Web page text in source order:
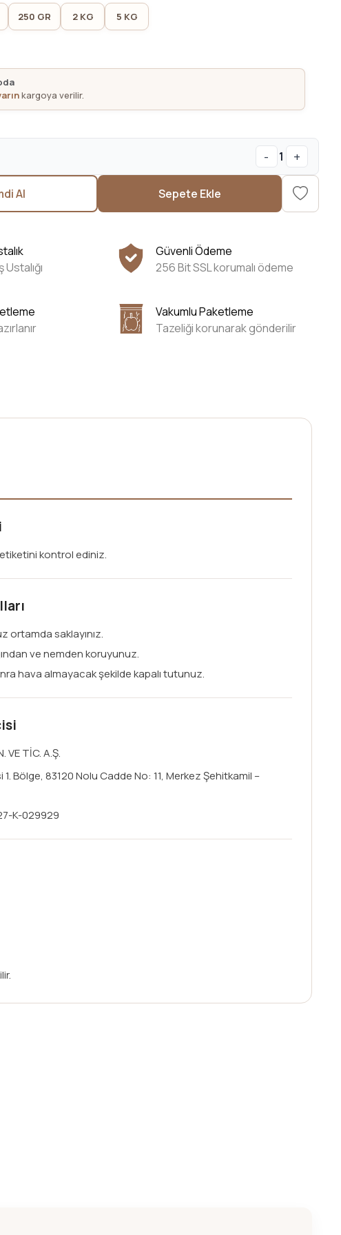
250 GR 2 KG 5 KG
kargoya verilir.
- 1 +
Al Sepete Ekle
Güvenli Ödeme
256 Bit SSL korumalı ödeme
Vakumlu Paketleme
Tazeliği korunarak gönderilir
etiketini kontrol ediniz.
ortamda saklayınız.
ve nemden koruyunuz.
hava almayacak şekilde kapalı tutunuz.
VE TİC. A.Ş.
Bölge, 83120 Nolu Cadde No: 11, Merkez Şehitkamil –
K-029929